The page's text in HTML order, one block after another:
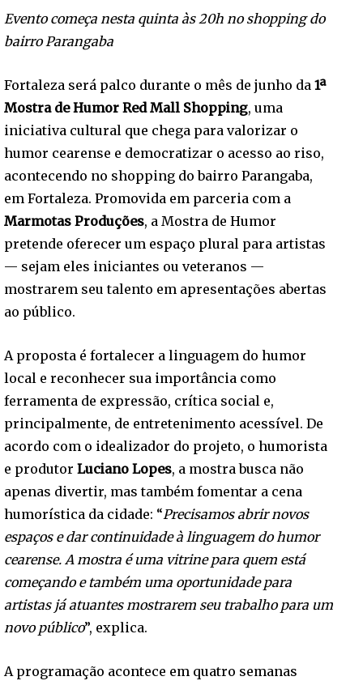
Evento começa nesta quinta às 20h no shopping do
bairro Parangaba
Fortaleza será palco durante o mês de junho da 1ª
Mostra de Humor Red Mall Shopping, uma
iniciativa cultural que chega para valorizar o
humor cearense e democratizar o acesso ao riso,
acontecendo no shopping do bairro Parangaba,
em Fortaleza. Promovida em parceria com a
Marmotas Produções, a Mostra de Humor
pretende oferecer um espaço plural para artistas
— sejam eles iniciantes ou veteranos —
mostrarem seu talento em apresentações abertas
ao público.
A proposta é fortalecer a linguagem do humor
local e reconhecer sua importância como
ferramenta de expressão, crítica social e,
principalmente, de entretenimento acessível. De
acordo com o idealizador do projeto, o humorista
e produtor Luciano Lopes, a mostra busca não
apenas divertir, mas também fomentar a cena
humorística da cidade: “Precisamos abrir novos
espaços e dar continuidade à linguagem do humor
cearense. A mostra é uma vitrine para quem está
começando e também uma oportunidade para
artistas já atuantes mostrarem seu trabalho para um
novo público”, explica.
A programação acontece em quatro semanas